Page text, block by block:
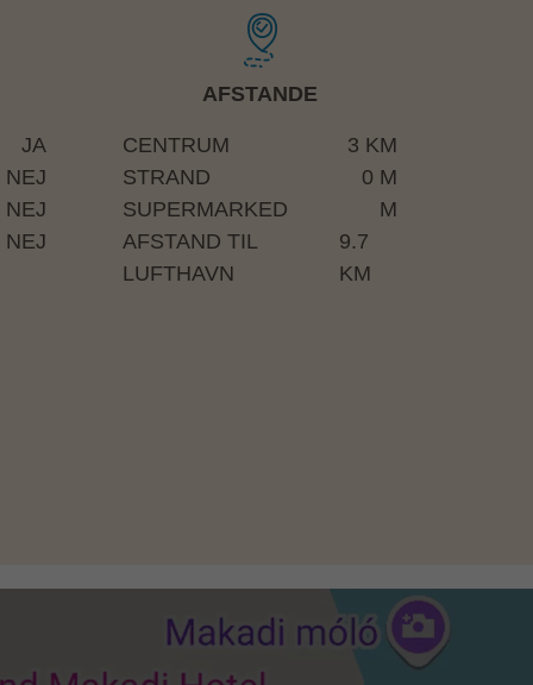
JA
NEJ
NEJ
NEJ
AFSTANDE
CENTRUM
3 KM
STRAND
0 M
SUPERMARKED
M
AFSTAND TIL
LUFTHAVN
9.7
KM